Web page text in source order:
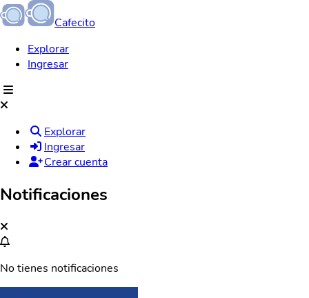
Cafecito
Explorar
Ingresar
Explorar
Ingresar
Crear cuenta
Notificaciones
No tienes notificaciones